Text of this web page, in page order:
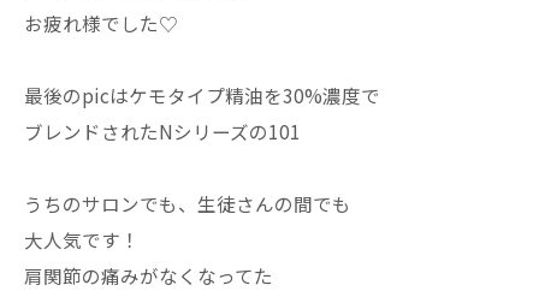
お疲れ様でした♡
最後のpicはケモタイプ精油を30%濃度で
ブレンドされたNシリーズの101
うちのサロンでも、生徒さんの間でも
大人気です！
肩関節の痛みがなくなってた